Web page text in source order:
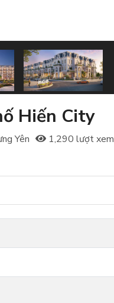
Hiến City
Yên 1,290 lượt xem